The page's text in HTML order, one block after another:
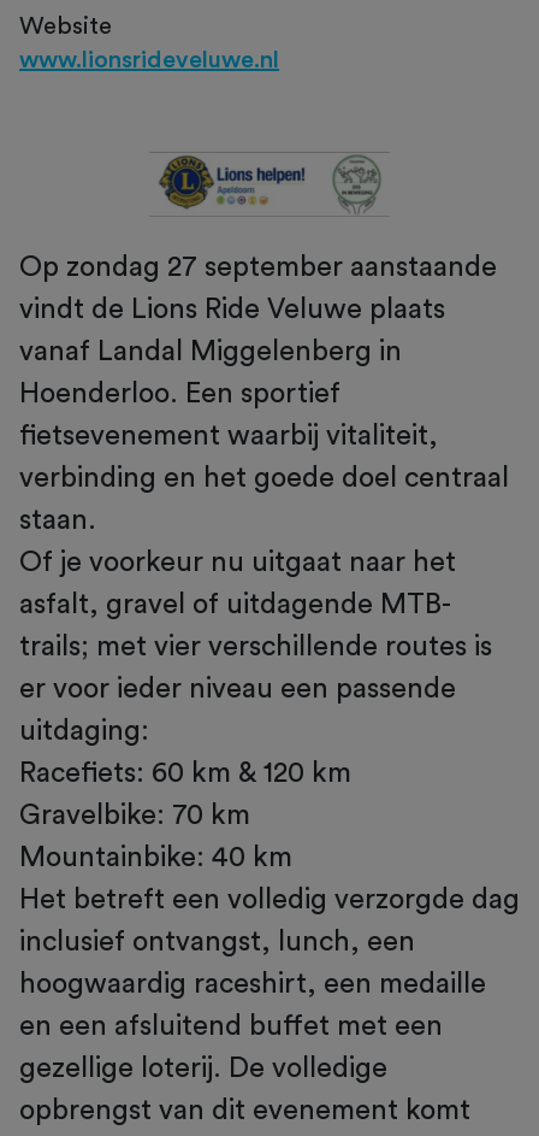
Website
www.lionsrideveluwe.nl
Op zondag 27 september aanstaande
vindt de Lions Ride Veluwe plaats
vanaf Landal Miggelenberg in
Hoenderloo. Een sportief
fietsevenement waarbij vitaliteit,
verbinding en het goede doel centraal
staan.
Of je voorkeur nu uitgaat naar het
asfalt, gravel of uitdagende MTB-
trails; met vier verschillende routes is
er voor ieder niveau een passende
uitdaging:
Racefiets: 60 km & 120 km
Gravelbike: 70 km
Mountainbike: 40 km
Het betreft een volledig verzorgde dag
inclusief ontvangst, lunch, een
hoogwaardig raceshirt, een medaille
en een afsluitend buffet met een
gezellige loterij. De volledige
opbrengst van dit evenement komt